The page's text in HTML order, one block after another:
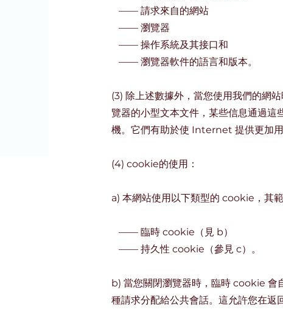
—— 請求來自的網站
—— 瀏覽器
—— 操作系統及其接口和
—— 瀏覽器軟件的語言和版本。
(3) 除上述數據外，當您使用我們的網
覽器的小型文本文件，某些信息通過
機。它們有助於使 Internet 提供更加用
(4) cookie的使用：
a) 本網站使用以下類型的 cookie，其
—— 臨時 cookie（見 b）
—— 持久性 cookie（參見 c）。
b) 當您關閉瀏覽器時，臨時 cookie 會
種請求分配給公共會話。這允許您在返